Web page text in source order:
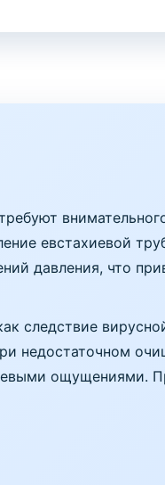
евстахиевой
давления, что
следствие
недостаточном
ощущениями.